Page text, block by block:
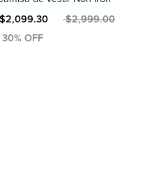
$2,099.30MXN $2,999.00